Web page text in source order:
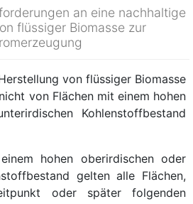
an eine nachhaltige
flüssiger Biomasse zur
von flüssiger Biomasse
von Flächen mit einem hohen
Kohlenstoffbestand
hohen oberirdischen oder
gelten alle Flächen,
oder später folgenden